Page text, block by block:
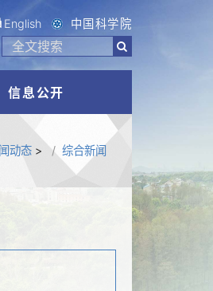
English 中国科学院
信息公开
动态> 综合新闻